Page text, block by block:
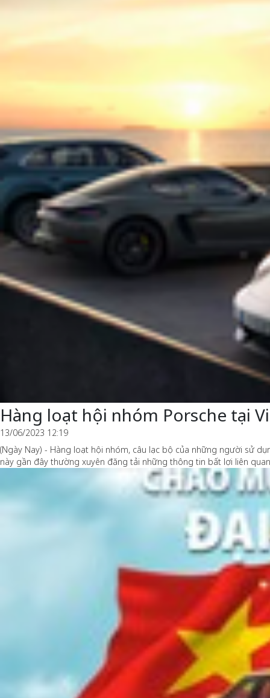
Hàng loạt hội nhóm Porsche tại
13/06/2023 12:19
(Ngày Nay) - Hàng loạt hội nhóm, câu lạc bộ của những người sử
này gần đây thường xuyên đăng tải những thông tin bất lợi liên